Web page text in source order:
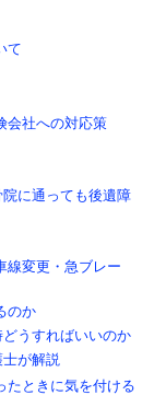
て
会社への対応策
に通っても後遺障
線変更・急ブレー
のか
うすればいいのか
が解説
たときに気を付ける